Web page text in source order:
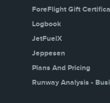
ForeFlight Gift
Logbook
JetFuelX
Jeppesen
Plans And Pricing
Runway Analysis -